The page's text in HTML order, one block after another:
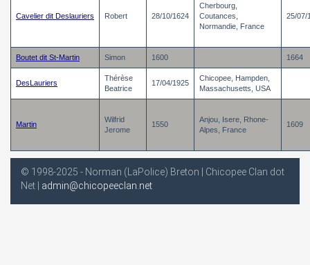
Cavelier dit Deslauriers Robert 28/10/1624
Cherbourg,
Coutances,
Normandie, France
25/07/
Boutet dit St-Martin Simon 1600 1664
DesLauriers
Thérèse
Beatrice
17/04/1925
Chicopee, Hampden,
Massachusetts, USA
Martin
Wilfrid
Jerome
1550
Anjou, Isere, Rhone-
Alpes, France
1609
© 1998-2025 - Norman (LaPolice) Breton | Chicopee Clan dot
Net | admin@chicopeeclan.net